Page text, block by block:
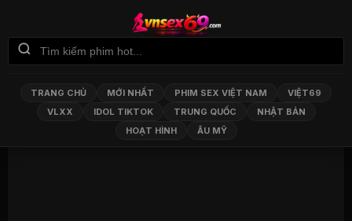
TRANG CHỦ MỚI NHẤT PHIM SEX VIỆT NAM
VIỆT69
VLXX
IDOL TIKTOK TRUNG QUỐC
NHẬT BẢN
HOẠT HÌNH
ÂU MỸ